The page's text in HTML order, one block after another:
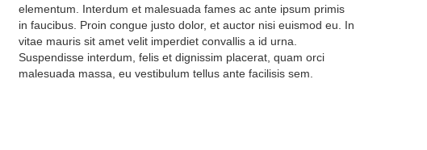
elementum. Interdum et malesuada fames ac ante ipsum primis
in faucibus. Proin congue justo dolor, et auctor nisi euismod eu. In
vitae mauris sit amet velit imperdiet convallis a id urna.
Suspendisse interdum, felis et dignissim placerat, quam orci
malesuada massa, eu vestibulum tellus ante facilisis sem.